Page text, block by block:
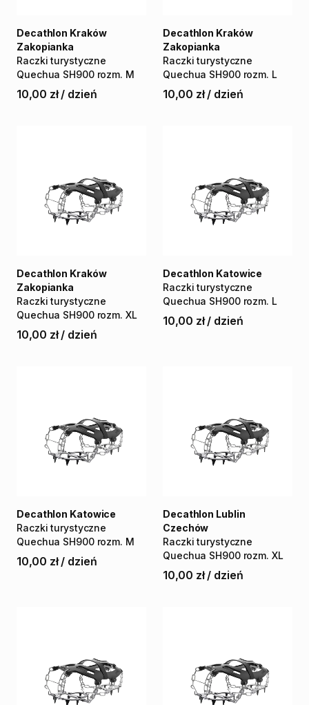
Raczki turystyczne
Quechua SH900 rozm. M
Decathlon Kraków
Zakopianka
10,00 zł / dzień
Raczki turystyczne
Quechua SH900 rozm. L
Decathlon Kraków
Zakopianka
10,00 zł / dzień
Raczki turystyczne
Quechua SH900 rozm. XL
Decathlon Kraków
Zakopianka
10,00 zł / dzień
Raczki turystyczne
Quechua SH900 rozm. L
Decathlon Katowice
10,00 zł / dzień
Raczki turystyczne
Quechua SH900 rozm. M
Decathlon Katowice
10,00 zł / dzień
Raczki turystyczne
Quechua SH900 rozm. XL
Decathlon Lublin
Czechów
10,00 zł / dzień